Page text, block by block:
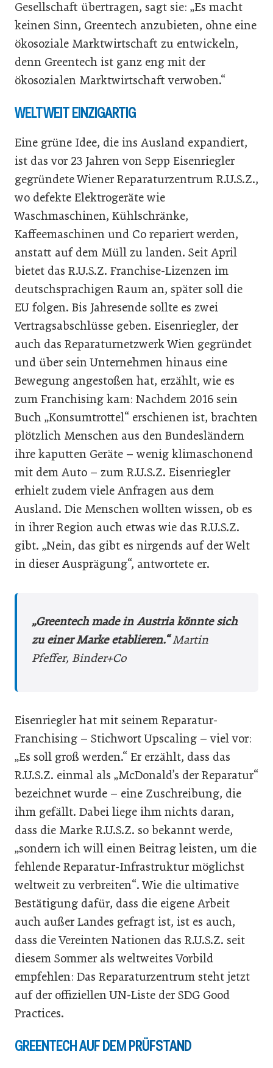
Gesellschaft übertragen, sagt sie: „Es macht
keinen Sinn, Greentech anzubieten, ohne eine
ökosoziale Marktwirtschaft zu entwickeln,
denn Greentech ist ganz eng mit der
ökosozialen Marktwirtschaft verwoben.“
WELTWEIT EINZIGARTIG
Eine grüne Idee, die ins Ausland expandiert,
ist das vor 23 Jahren von Sepp Eisenriegler
gegründete Wiener Reparaturzentrum R.U.S.Z.,
wo defekte Elektrogeräte wie
Waschmaschinen, Kühlschränke,
Kaffeemaschinen und Co repariert werden,
anstatt auf dem Müll zu landen. Seit April
bietet das R.U.S.Z. Franchise-Lizenzen im
deutschsprachigen Raum an, später soll die
EU folgen. Bis Jahresende sollte es zwei
Vertragsabschlüsse geben. Eisenriegler, der
auch das Reparaturnetzwerk Wien gegründet
und über sein Unternehmen hinaus eine
Bewegung angestoßen hat, erzählt, wie es
zum Franchising kam: Nachdem 2016 sein
Buch „Konsumtrottel“ erschienen ist, brachten
plötzlich Menschen aus den Bundesländern
ihre kaputten Geräte – wenig klimaschonend
mit dem Auto – zum R.U.S.Z. Eisenriegler
erhielt zudem viele Anfragen aus dem
Ausland. Die Menschen wollten wissen, ob es
in ihrer Region auch etwas wie das R.U.S.Z.
gibt. „Nein, das gibt es nirgends auf der Welt
in dieser Ausprägung“, antwortete er.
„Greentech made in Austria könnte sich
zu einer Marke etablieren.“Martin
Pfeffer, Binder+Co
Eisenriegler hat mit seinem Reparatur-
Franchising – Stichwort Upscaling – viel vor:
„Es soll groß werden.“ Er erzählt, dass das
R.U.S.Z. einmal als „McDonald’s der Reparatur“
bezeichnet wurde – eine Zuschreibung, die
ihm gefällt. Dabei liege ihm nichts daran,
dass die Marke R.U.S.Z. so bekannt werde,
„sondern ich will einen Beitrag leisten, um die
fehlende Reparatur-Infrastruktur möglichst
weltweit zu verbreiten“. Wie die ultimative
Bestätigung dafür, dass die eigene Arbeit
auch außer Landes gefragt ist, ist es auch,
dass die Vereinten Nationen das R.U.S.Z. seit
diesem Sommer als weltweites Vorbild
empfehlen: Das Reparaturzentrum steht jetzt
auf der offiziellen UN-Liste der SDG Good
Practices.
GREENTECH AUF DEM PRÜFSTAND